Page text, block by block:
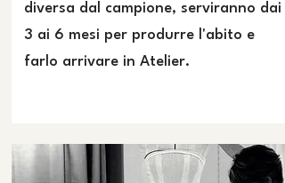
diversa dal campione, serviranno dai
3 ai 6 mesi per produrre l'abito e
farlo arrivare in Atelier.